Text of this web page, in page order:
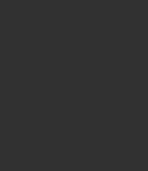
attraktiv sein,
Sinne
der Welt.